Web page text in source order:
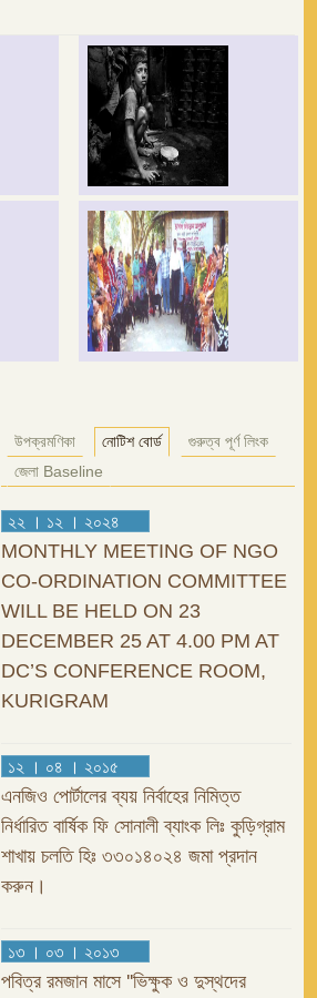
উপক্রমণিকা নোটিশ বোর্ড
গুরুত্ব পূর্ণ লিংক
জেলা Baseline
২২ । ১২ । ২০২৪
MONTHLY MEETING OF NGO
CO-ORDINATION COMMITTEE
WILL BE HELD ON 23
DECEMBER 25 AT 4.00 PM AT
DC’S CONFERENCE ROOM,
KURIGRAM
১২ । ০৪ । ২০১৫
এনজিও পোর্টালের ব্যয় নির্বাহের নিমিত্ত
নির্ধারিত বার্ষিক ফি সোনালী ব্যাংক লিঃ কুড়িগ্রাম
শাখায় চলতি হিঃ ৩৩০১৪০২৪ জমা প্রদান
করুন।
১৩ । ০৩ । ২০১৩
পবিত্র রমজান মাসে ''ভিক্ষুক ও দুস্থদের